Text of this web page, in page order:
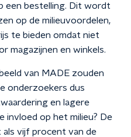
een bestelling. Dit wordt
op de milieuvoordelen,
te bieden omdat niet
magazijnen en winkels.
van MADE zouden
onderzoekers dus
en lagere
invloed op het milieu? De
vijf procent van de